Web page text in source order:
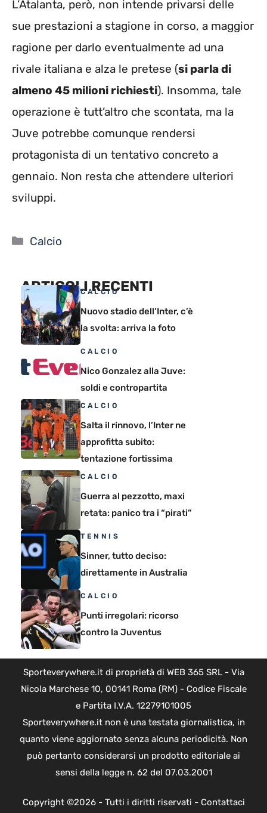
L’Atalanta, però, non intende privarsi delle
sue prestazioni a stagione in corso, a maggior
ragione per darlo eventualmente ad una
rivale italiana e alza le pretese (si parla di
almeno 45 milioni richiesti). Insomma, tale
operazione è tutt’altro che scontata, ma la
Juve potrebbe comunque rendersi
protagonista di un tentativo concreto a
gennaio. Non resta che attendere ulteriori
sviluppi.
Categorie
Calcio
ARTICOLI RECENTI
CALCIO
Nuovo stadio dell’Inter, c’è
la svolta: arriva la foto
CALCIO
Nico Gonzalez alla Juve:
soldi e contropartita
CALCIO
Salta il rinnovo, l’Inter ne
approfitta subito:
tentazione fortissima
CALCIO
Guerra al pezzotto, maxi
retata: panico tra i “pirati”
TENNIS
Sinner, tutto deciso:
direttamente in Australia
CALCIO
Punti irregolari: ricorso
contro la Juventus
Sporteverywhere.it di proprietà di WEB 365 SRL - Via
Nicola Marchese 10, 00141 Roma (RM) - Codice Fiscale
e Partita I.V.A. 12279101005
Sporteverywhere.it non è una testata giornalistica, in
quanto viene aggiornato senza alcuna periodicità. Non
può pertanto considerarsi un prodotto editoriale ai
sensi della legge n. 62 del 07.03.2001
Copyright ©2026 - Tutti i diritti riservati - Contattaci